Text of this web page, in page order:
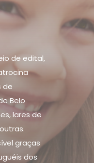
de edital,
de
Belo
lares de
graças
dos